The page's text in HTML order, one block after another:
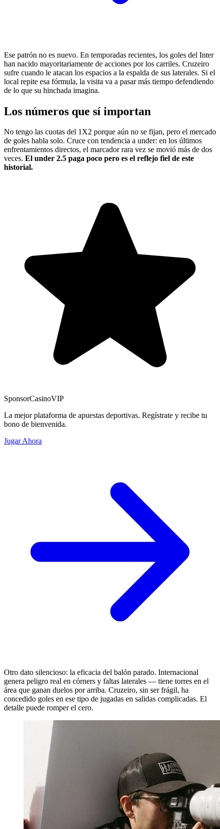
Ese patrón no es nuevo. En temporadas recientes, los goles del Inter
han nacido mayoritariamente de acciones por los carriles. Cruzeiro
sufre cuando le atacan los espacios a la espalda de sus laterales. Si el
local repite esa fórmula, la visita va a pasar más tiempo defendiendo
de lo que su hinchada imagina.
Los números que sí importan
No tengo las cuotas del 1X2 porque aún no se fijan, pero el mercado
de goles habla solo. Cruce con tendencia a under: en los últimos
enfrentamientos directos, el marcador rara vez se movió más de dos
veces. El under 2.5 paga poco pero es el reflejo fiel de este
historial.
SponsorCasinoVIP
La mejor plataforma de apuestas deportivas. Regístrate y recibe tu
bono de bienvenida.
Jugar Ahora
Otro dato silencioso: la eficacia del balón parado. Internacional
genera peligro real en córners y faltas laterales — tiene torres en el
área que ganan duelos por arriba. Cruzeiro, sin ser frágil, ha
concedido goles en ese tipo de jugadas en salidas complicadas. El
detalle puede romper el cero.